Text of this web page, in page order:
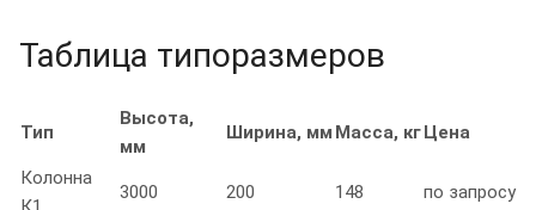
Таблица типоразмеров
Тип
Высота,
мм
Ширина, мм Масса, кгЦена
Колонна
3000 200 148 по запросу